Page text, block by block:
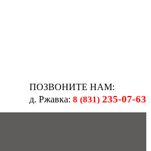
ПОЗВОНИТЕ НАМ:
д. Ржавка: 8 (831) 235-07-63